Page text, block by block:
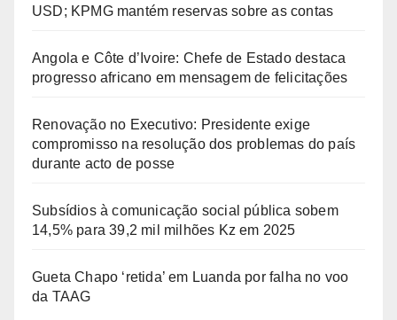
USD; KPMG mantém reservas sobre as contas
Angola e Côte d’Ivoire: Chefe de Estado destaca
progresso africano em mensagem de felicitações
Renovação no Executivo: Presidente exige
compromisso na resolução dos problemas do país
durante acto de posse
Subsídios à comunicação social pública sobem
14,5% para 39,2 mil milhões Kz em 2025
Gueta Chapo ‘retida’ em Luanda por falha no voo
da TAAG